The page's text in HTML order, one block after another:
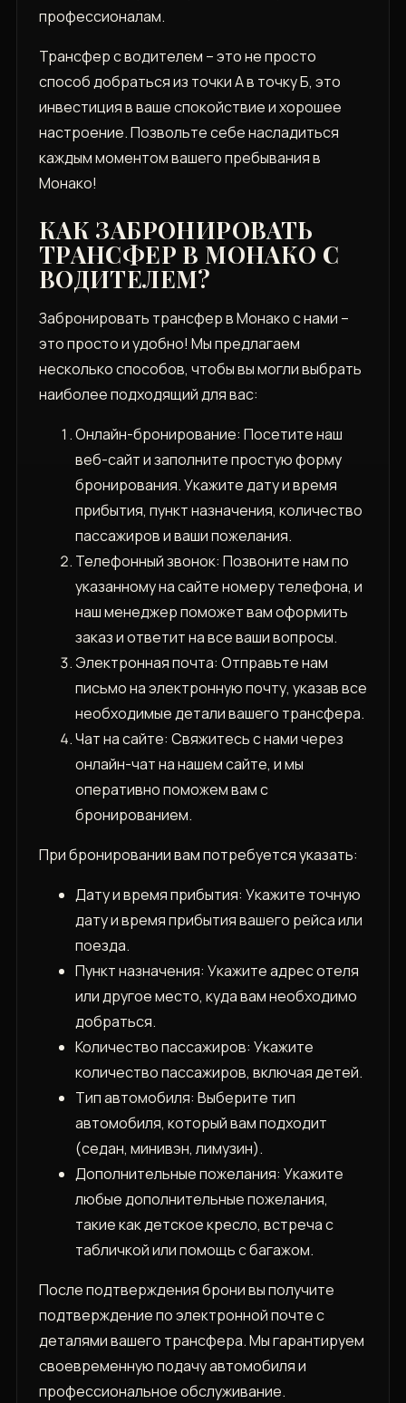
профессионалам.
Трансфер с водителем – это не просто
способ добраться из точки А в точку Б, это
инвестиция в ваше спокойствие и хорошее
настроение. Позвольте себе насладиться
каждым моментом вашего пребывания в
Монако!
КАК ЗАБРОНИРОВАТЬ
ТРАНСФЕР В МОНАКО С
ВОДИТЕЛЕМ?
Забронировать трансфер в Монако с нами –
это просто и удобно! Мы предлагаем
несколько способов, чтобы вы могли выбрать
наиболее подходящий для вас:
Онлайн-бронирование: Посетите наш
веб-сайт и заполните простую форму
бронирования. Укажите дату и время
прибытия, пункт назначения, количество
пассажиров и ваши пожелания.
Телефонный звонок: Позвоните нам по
указанному на сайте номеру телефона, и
наш менеджер поможет вам оформить
заказ и ответит на все ваши вопросы.
Электронная почта: Отправьте нам
письмо на электронную почту, указав все
необходимые детали вашего трансфера.
Чат на сайте: Свяжитесь с нами через
онлайн-чат на нашем сайте, и мы
оперативно поможем вам с
бронированием.
При бронировании вам потребуется указать:
Дату и время прибытия: Укажите точную
дату и время прибытия вашего рейса или
поезда.
Пункт назначения: Укажите адрес отеля
или другое место, куда вам необходимо
добраться.
Количество пассажиров: Укажите
количество пассажиров, включая детей.
Тип автомобиля: Выберите тип
автомобиля, который вам подходит
(седан, минивэн, лимузин).
Дополнительные пожелания: Укажите
любые дополнительные пожелания,
такие как детское кресло, встреча с
табличкой или помощь с багажом.
После подтверждения брони вы получите
подтверждение по электронной почте с
деталями вашего трансфера. Мы гарантируем
своевременную подачу автомобиля и
профессиональное обслуживание.